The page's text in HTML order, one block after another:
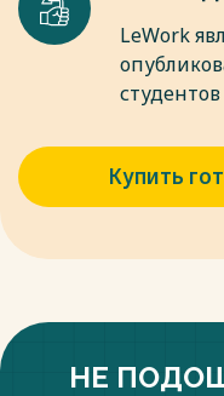
LeWork
студентов
Купить
НЕ